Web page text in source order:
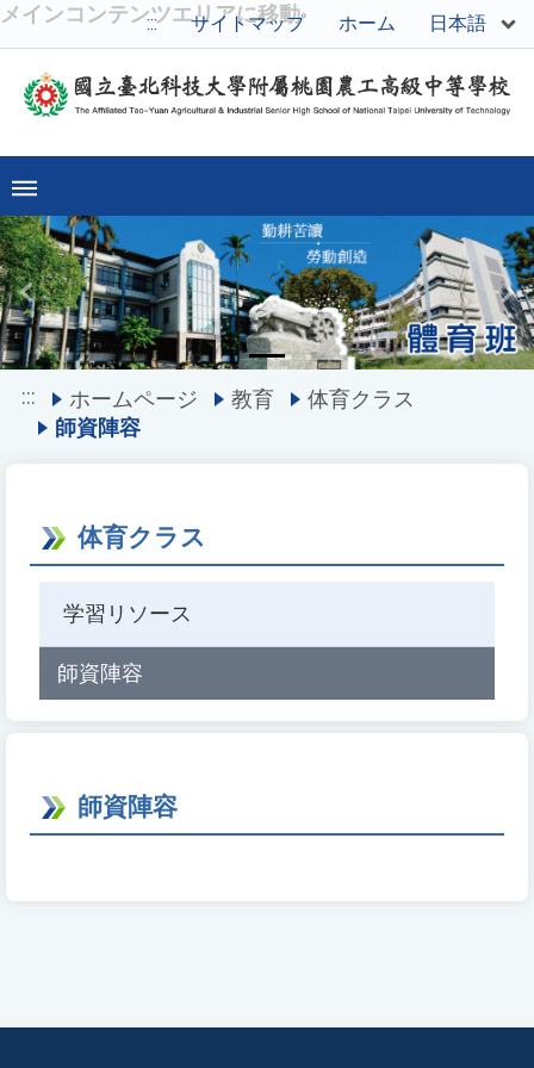
メインコンテンツエリアに移動
::: サイトマップ ホーム 日本語
Previous
::: ホームページ 教育
体育クラス
師資陣容
体育クラス
学習リソース
師資陣容
師資陣容